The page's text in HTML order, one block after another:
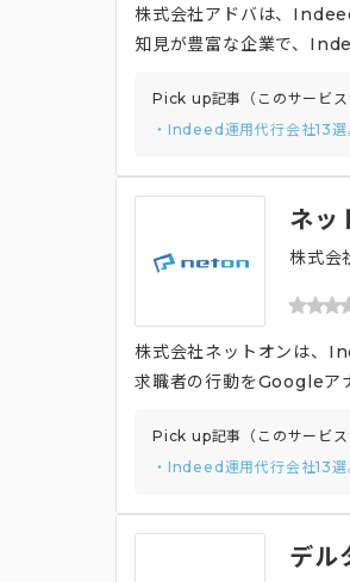
株式会社アドバは、
知見が豊富な企業で、
で様々なプランを取り揃
リティクス、ヒートマッ
Pick up記事（このサービス
・Indeed運用代行会社13
ネッ
株式会
株式会社ネットオンは、
求職者の行動をGoogleア
ック単価調整を行い、効
採用ページを作成できた
Pick up記事（このサービス
・Indeed運用代行会社13
デル